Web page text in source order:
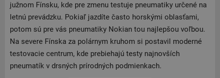
južnom Fínsku, kde pre zmenu testuje pneumatiky určené na
letnú prevádzku. Pokiaľ jazdíte často horskými oblasťami,
potom sú pre vás pneumatiky Nokian tou najlepšou voľbou.
Na severe Fínska za polárnym kruhom si postavil moderné
testovacie centrum, kde prebiehajú testy najnovších
pneumatík v drsných prírodných podmienkach.